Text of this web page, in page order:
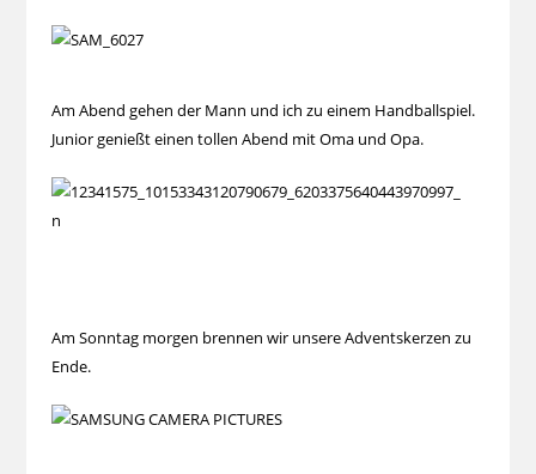
Am Abend gehen der Mann und ich zu einem Handballspiel.
Junior genießt einen tollen Abend mit Oma und Opa.
Am Sonntag morgen brennen wir unsere Adventskerzen zu
Ende.